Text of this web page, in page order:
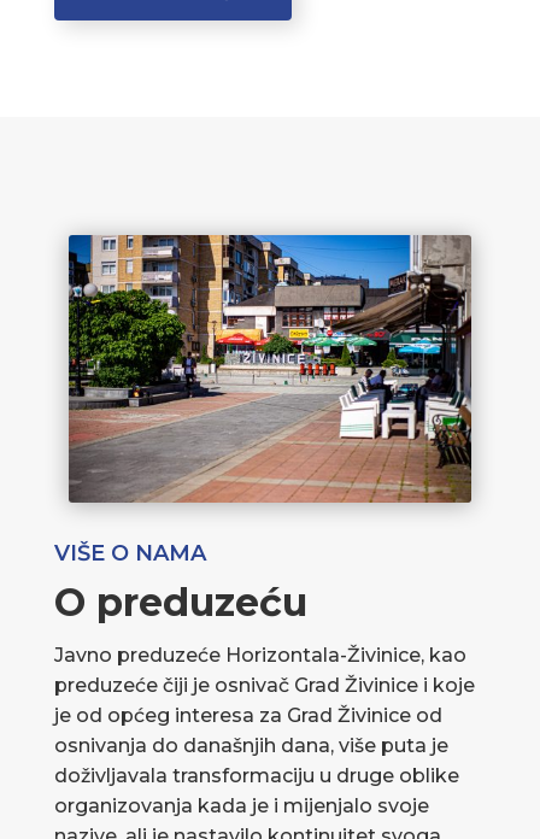
VIŠE O NAMA
O preduzeću
Javno preduzeće Horizontala-Živinice, kao
preduzeće čiji je osnivač Grad Živinice i koje
je od općeg interesa za Grad Živinice od
osnivanja do današnjih dana, više puta je
doživljavala transformaciju u druge oblike
organizovanja kada je i mijenjalo svoje